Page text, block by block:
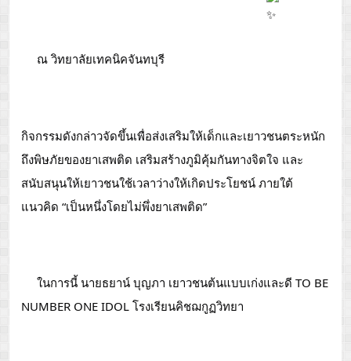
ณ วิทยาลัยเทคนิคจันทบุรี
กิจกรรมดังกล่าวจัดขึ้นเพื่อส่งเสริมให้เด็กและเยาวชนตระหนัก
ถึงพิษภัยของยาเสพติด เสริมสร้างภูมิคุ้มกันทางจิตใจ และ
สนับสนุนให้เยาวชนใช้เวลาว่างให้เกิดประโยชน์ ภายใต้
แนวคิด “เป็นหนึ่งโดยไม่พึ่งยาเสพติด”
ในการนี้ นายธยาน์ บุญภา เยาวชนต้นแบบเก่งและดี TO BE
NUMBER ONE IDOL โรงเรียนคิชฌกูฏวิทยา